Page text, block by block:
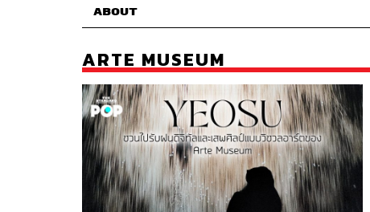
ABOUT
ARTE MUSEUM